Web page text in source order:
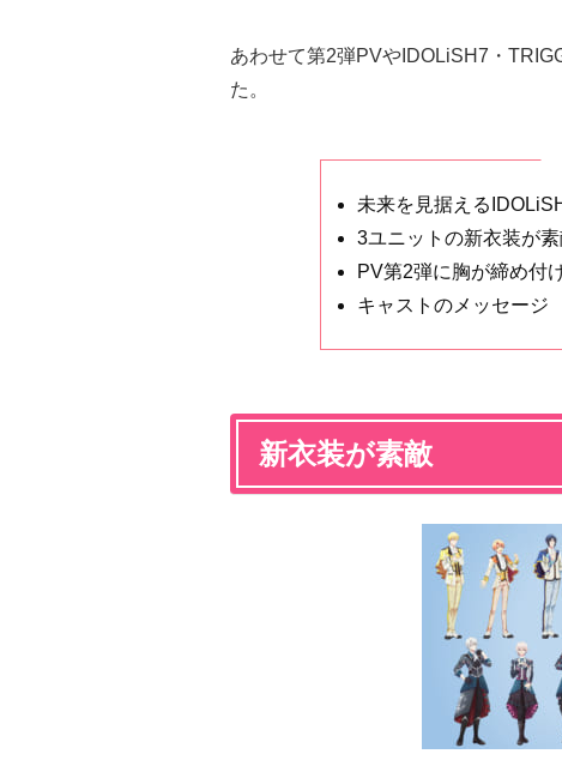
あわせて第2弾PVやIDOLiSH7・
た。
未来を見据える
3ユニットの新衣装が素
PV第2弾に胸が締め付
キャストのメッセージ
新衣装が素敵